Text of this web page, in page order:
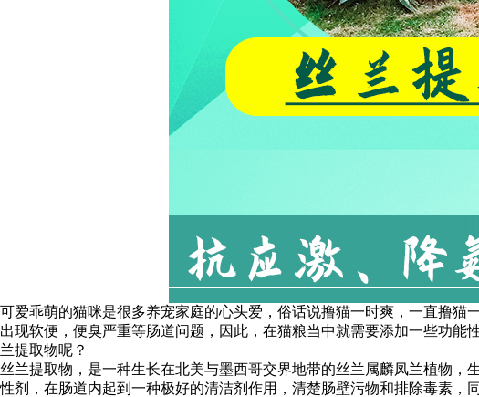
可爱乖萌的猫咪是很多养宠家庭的心头爱，俗话说撸猫一时爽，一直撸
出现软便，便臭严重等肠道问题，因此，在猫粮当中就需要添加一些功
兰提取物呢？
丝兰提取物，是一种生长在北美与墨西哥交界地带的丝兰属麟凤兰植物
性剂，在肠道内起到一种极好的清洁剂作用，清楚肠壁污物和排除毒素，